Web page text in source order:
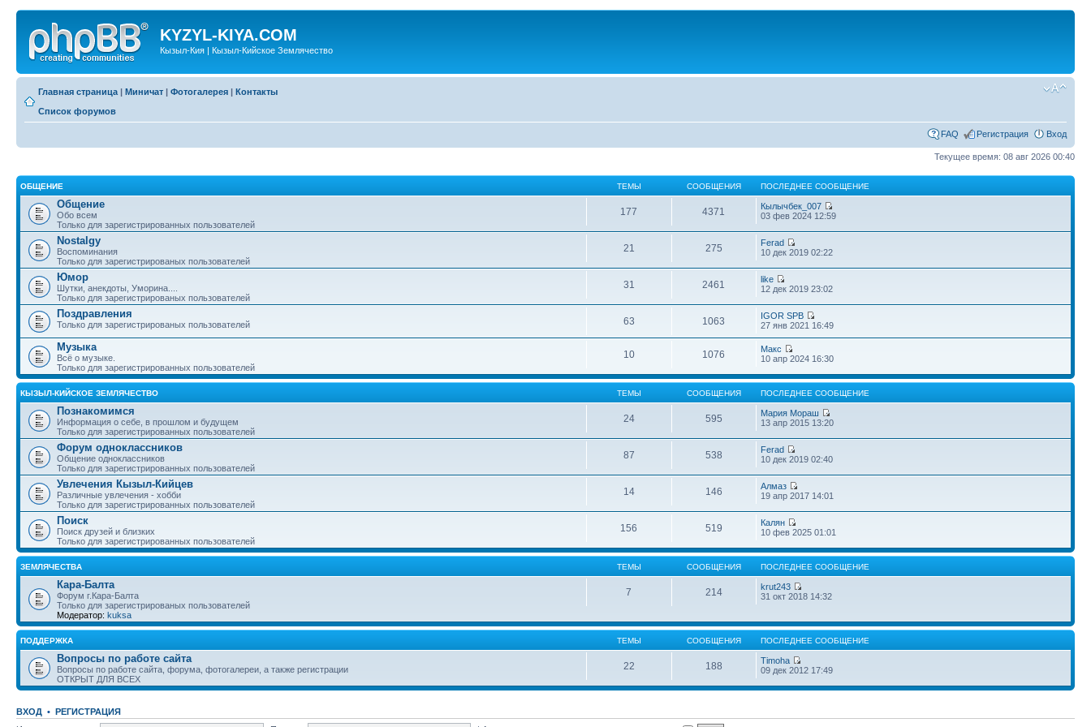
KYZYL-KIYA.COM
Кызыл-Кия | Кызыл-Кийское Землячество
Главная страница | Миничат | Фотогалерея | Контакты
Список форумов
FAQ Регистрация Вход
Текущее время: 08 авг 2026 00:40
ОБЩЕНИЕ ТЕМЫ СООБЩЕНИЯ ПОСЛЕДНЕЕ СООБЩЕНИЕ
Общение
Обо всем
Только для зарегистрированных пользователей
177 4371
Кылычбек_007
03 фев 2024 12:59
Nostalgy
Воспоминания
Только для зарегистрированых пользователей
21 275
Ferad
10 дек 2019 02:22
Юмор
Шутки, анекдоты, Уморина....
Только для зарегистрированых пользователей
31 2461
like
12 дек 2019 23:02
Поздравления
Только для зарегистрированых пользователей 63 1063
IGOR SPB
27 янв 2021 16:49
Музыка
Всё о музыке.
Только для зарегистрированных пользователей
10 1076
Макс
10 апр 2024 16:30
КЫЗЫЛ-КИЙСКОЕ ЗЕМЛЯЧЕСТВО ТЕМЫ СООБЩЕНИЯ ПОСЛЕДНЕЕ СООБЩЕНИЕ
Познакомимся
Информация о себе, в прошлом и будущем
Только для зарегистрированных пользователей
24 595
Мария Мораш
13 апр 2015 13:20
Форум одноклассников
Общение одноклассников
Только для зарегистрированных пользователей
87 538
Ferad
10 дек 2019 02:40
Увлечения Кызыл-Кийцев
Различные увлечения - хобби
Только для зарегистрированных пользователей
14 146
Алмаз
19 апр 2017 14:01
Поиск
Поиск друзей и близких
Только для зарегистрированных пользователей
156 519
Калян
10 фев 2025 01:01
ЗЕМЛЯЧЕСТВА ТЕМЫ СООБЩЕНИЯ ПОСЛЕДНЕЕ СООБЩЕНИЕ
Кара-Балта
Форум г.Кара-Балта
Только для зарегистрированых пользователей
Модератор: kuksa
7 214
krut243
31 окт 2018 14:32
ПОДДЕРЖКА ТЕМЫ СООБЩЕНИЯ ПОСЛЕДНЕЕ СООБЩЕНИЕ
Вопросы по работе сайта
Вопросы по работе сайта, форума, фотогалереи, а также регистрации
ОТКРЫТ ДЛЯ ВСЕХ
22 188
Timoha
09 дек 2012 17:49
ВХОД • РЕГИСТРАЦИЯ